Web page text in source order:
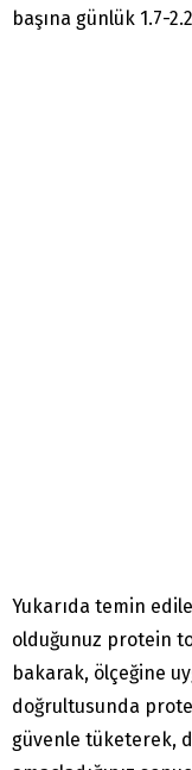
başına günlük 1.7-
Yukarıda temin
olduğunuz protein
bakarak, ölçeğine
doğrultusunda
güvenle tüketerek,